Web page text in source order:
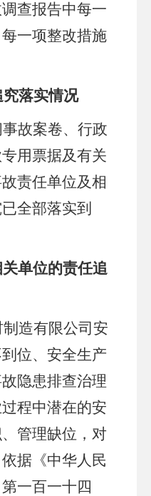
查报告中每一
一项整改措施
落实情况
故案卷、行政
用票据及有关
责任单位及相
全部落实到
关单位的责任追
造有限公司安
位、安全生产
隐患排查治理
程中潜在的安
管理缺位，对
据《中华人民
一百一十四